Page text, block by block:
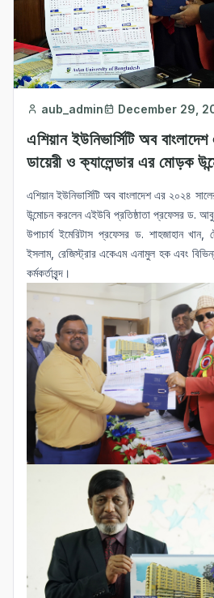
aub_admin December 29,
এশিয়ান ইউনিভার্সিটি অব
ডায়েরী ও ক্যালেন্ডার এর মোড়ক
এশিয়ান ইউনিভার্সিটি অব বাংলাদেশ এর ২০২৪
উন্মোচন করলেন এইউবি প্রতিষ্ঠাতা প্রফেসর ড.
উপাচার্য ইমেরিটাস প্রফেসর ড. শাহজাহান
ইসলাম, রেজিস্ট্রার একেএম এনামুল হক এবং
কর্মকর্তাবৃন্দ।